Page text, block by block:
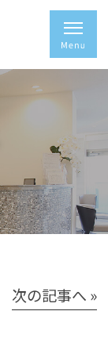
次の記事へ »